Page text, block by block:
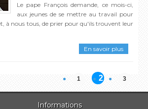
Le pape François demande, ce mois-ci,
aux jeunes de se mettre au travail pour
à nous tous, de prier pour qu'ils trouvent leur
En savoir plus
1 2 3
Informations